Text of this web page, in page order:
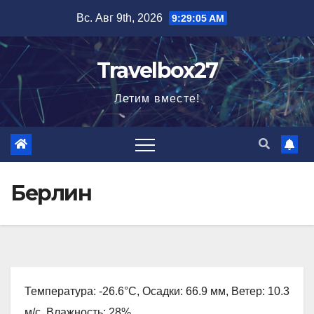
содержимому
Вс. Авг 9th, 2026 9:29:06 AM
Travelbox27
Летим вместе!
Берлин
Температура: -26.6°C, Осадки: 66.9 мм, Ветер: 10.3